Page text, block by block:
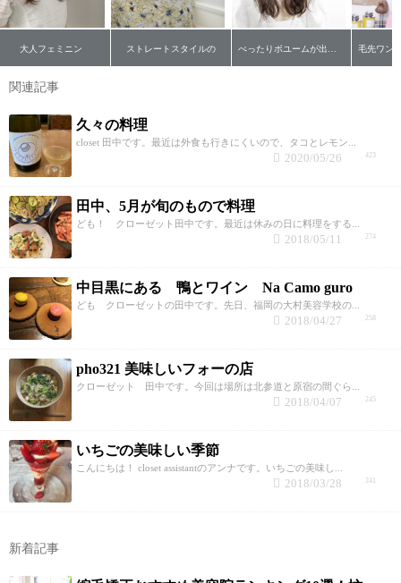
大人フェミニン ストレートスタイルの
関連記事
久々の料理
closet 田中です。最近は外食も行きにくいので、タコとレモン...
423
2020/05/26
田中、5月が旬のもので料理
ども！ クローゼット田中です。最近は休みの日に料理をする...
274
2018/05/11
中目黒にある 鴨とワイン Na Camo guro
ども クローゼットの田中です。先日、福岡の大村美容学校の...
258
2018/04/27
pho321 美味しいフォーの店
クローゼット 田中です。今回は場所は北参道と原宿の間ぐら...
245
2018/04/07
いちごの美味しい季節
こんにちは！ closet assistantのアンナです。いちごの美味し...
241
2018/03/28
新着記事